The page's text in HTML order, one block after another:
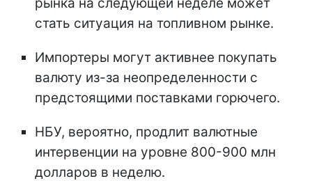
стать ситуация на топливном рынке.
Импортеры могут активнее покупать
валюту из-за неопределенности с
предстоящими поставками горючего.
НБУ, вероятно, продлит валютные
интервенции на уровне 800-900 млн
долларов в неделю.